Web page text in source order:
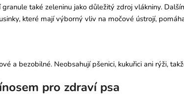
granule také zeleninu jako důležitý zdroj vlákniny.
které mají výborný vliv na močové ústrojí,
a bezobilné. Neobsahují pšenici, kukuřici ani rýži,
pro zdraví psa